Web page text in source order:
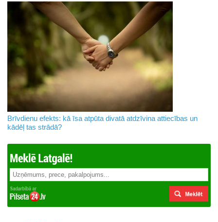
Brīvdienu efekts: kā īsa atpūta divatā atdzīvina attiecības un
kādēļ tas strādā?